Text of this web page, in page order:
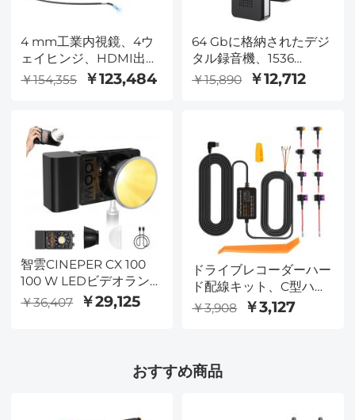
4 mm工業内視鏡、4ウ
ェイヒンジ、HDMI出
力、デュアルレンズ、7
インチスクリーン、
防水、航空宇宙、自動
車、
KentFaithKentFaith#
￥154,355 ￥123,484
64 Gbに格納されたデジ
タル録音機、1536
kbps、音声活性化と回
線入力録音、85 H電池
￥15,890 ￥12,712
智雲CINEPER CX 100
100 W LEDビデオラン
プ、4500 mAh電池内
蔵、2色COB連続出力照
ジオ撮影に適している
￥36,407 ￥29,125
ドライブレコーダーハー
ド配線キット、C型ハー
ド配線キット11.5フィー
ト、12-24Vから5Vドラ
ューズタップケーブル、
￥3,908 ￥3,127
おすすめ商品